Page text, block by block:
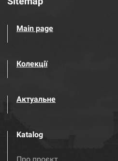
Main page
Колекції
Актуальне
Katalog